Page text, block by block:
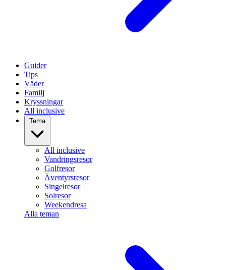
Guider
Tips
Väder
Familj
Kryssningar
All inclusive
Tema
All inclusive
Vandringsresor
Golfresor
Äventyrsresor
Singelresor
Solresor
Weekendresa
Alla teman